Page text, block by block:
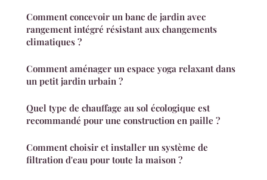
Comment concevoir un banc de jardin avec
rangement intégré résistant aux changements
climatiques ?
Comment aménager un espace yoga relaxant dans
un petit jardin urbain ?
Quel type de chauffage au sol écologique est
recommandé pour une construction en paille ?
Comment choisir et installer un système de
filtration d'eau pour toute la maison ?